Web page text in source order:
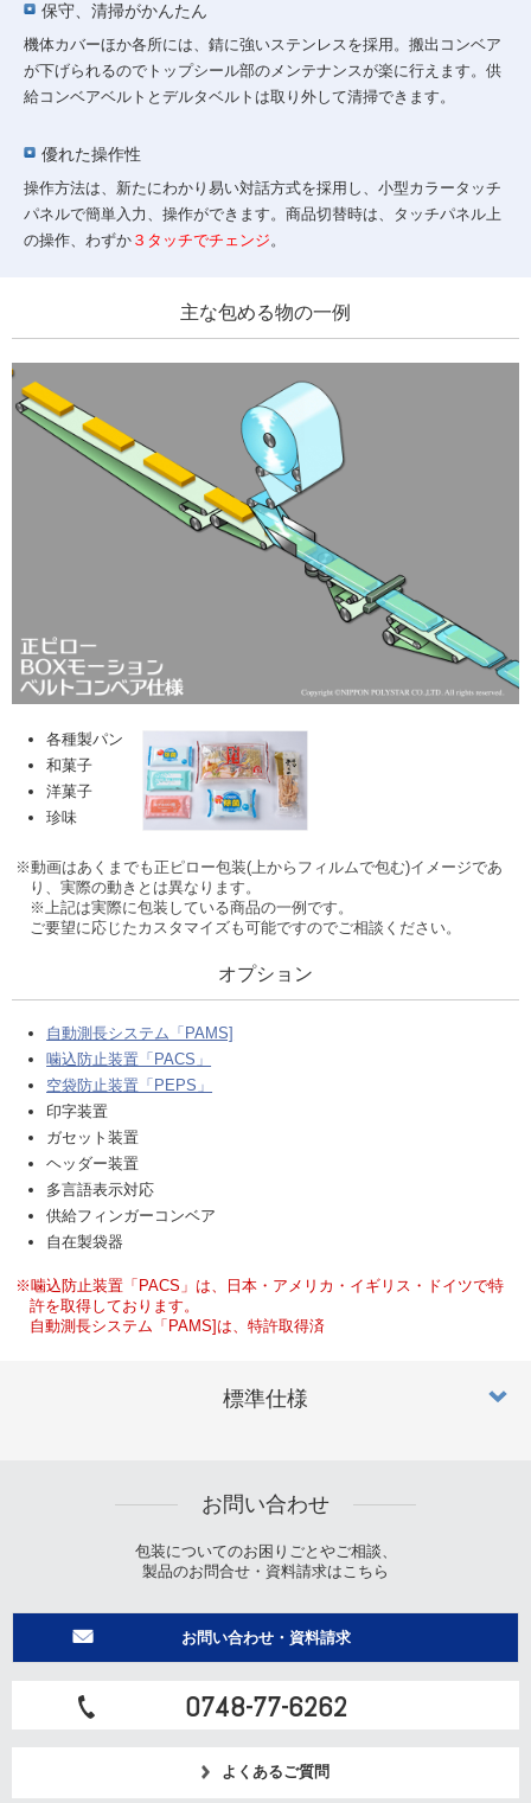
保守、清掃がかんたん
機体カバーほか各所には、錆に強いステンレスを採用。搬出コンベア
が下げられるのでトップシール部のメンテナンスが楽に行えます。供
給コンベアベルトとデルタベルトは取り外して清掃できます。
優れた操作性
操作方法は、新たにわかり易い対話方式を採用し、小型カラータッチ
パネルで簡単入力、操作ができます。商品切替時は、タッチパネル上
の操作、わずか ３タッチでチェンジ 。
主な包める物の一例
各種製パン
和菓子
洋菓子
珍味
※動画はあくまでも正ピロー包装(上からフィルムで包む)イメージであ
り、実際の動きとは異なります。
※上記は実際に包装している商品の一例です。
ご要望に応じたカスタマイズも可能ですのでご相談ください。
オプション
自動測長システム「PAMS]
噛込防止装置「PACS」
空袋防止装置「PEPS」
印字装置
ガセット装置
ヘッダー装置
多言語表示対応
供給フィンガーコンベア
自在製袋器
※噛込防止装置「PACS」は、日本・アメリカ・イギリス・ドイツで特
許を取得しております。
自動測長システム「PAMS]は、特許取得済
標準仕様
お問い合わせ
包装についてのお困りごとやご相談、
製品のお問合せ・資料請求はこちら
お問い合わせ・資料請求
0748-77-6262
よくあるご質問